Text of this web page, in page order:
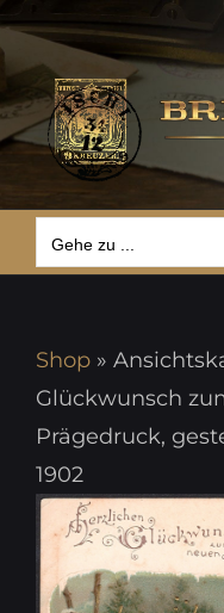
Zum
Inhalt
springen
Gehe zu ...
Gehe zu ...
Shop »
Glückwunsch
Prägedruck,
1902